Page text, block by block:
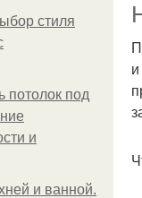
стиля
потолок под
и
и ванной.